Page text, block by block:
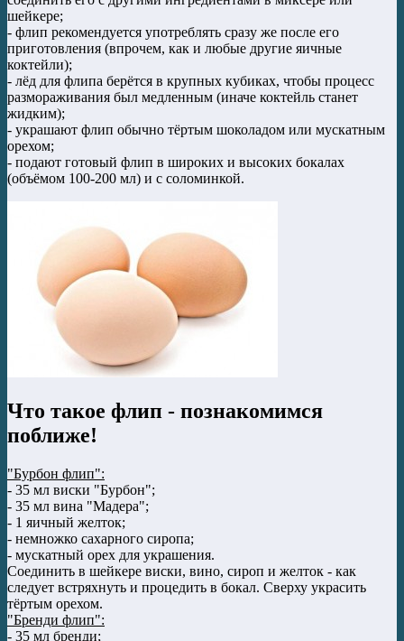
шейкере;
- флип рекомендуется употреблять сразу же после его
приготовления (впрочем, как и любые другие яичные
коктейли);
- лёд для флипа берётся в крупных кубиках, чтобы процесс
размораживания был медленным (иначе коктейль станет
жидким);
- украшают флип обычно тёртым шоколадом или мускатным
орехом;
- подают готовый флип в широких и высоких бокалах
(объёмом 100-200 мл) и с соломинкой.
Что такое флип - познакомимся
поближе!
"Бурбон флип":
- 35 мл виски "Бурбон";
- 35 мл вина "Мадера";
- 1 яичный желток;
- немножко сахарного сиропа;
- мускатный орех для украшения.
Соединить в шейкере виски, вино, сироп и желток - как
следует встряхнуть и процедить в бокал. Сверху украсить
тёртым орехом.
"Бренди флип":
- 35 мл бренди;